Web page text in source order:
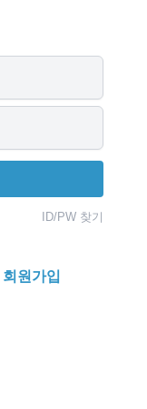
ID/PW 찾기
회원가입